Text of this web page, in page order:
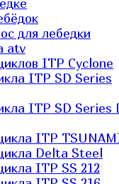
для лебедки
atv
ITP Cyclone
ITP SD Series
ITP SD Series
ITP
Delta Steel
ITP SS 212